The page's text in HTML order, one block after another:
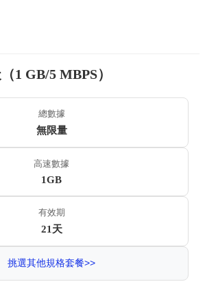
1 GB/5 MBPS）
總數據
無限量
高速數據
1GB
有效期
21天
挑選其他規格套餐>>